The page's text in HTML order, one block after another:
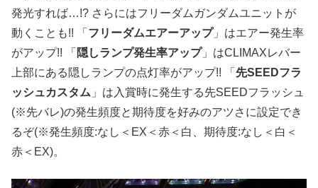
発光すれば…!? さらにはフリーダムガンダムユニットが
動くことも!! 「 フリーダムエアーアップ」はエアー発生率
がアップ!! 「 隠しランプ発生率アップ」はCLIMAXレバー
上部にある隠しランプの点灯率がアップ!! 「 先SEEDフラ
ッシュカスタム 」は入賞時に発生する先SEEDフラッシュ
(※先バレ)の発生頻度と期待度を好みのアツさに設定でき
るぞ(※発生頻度:なし＜EX＜赤＜白、期待度:なし＜白＜
赤＜EX)。